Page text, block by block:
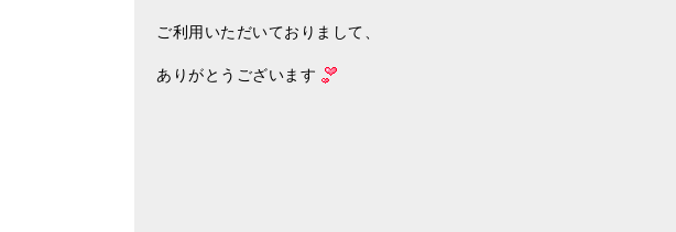
ご利用いただいておりまして、
ありがとうございます